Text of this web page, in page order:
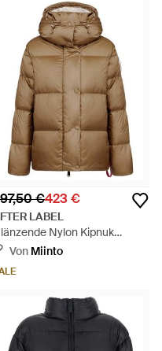
€423 €
LABEL
Nylon Kipnuk
- Braun
Von Miinto